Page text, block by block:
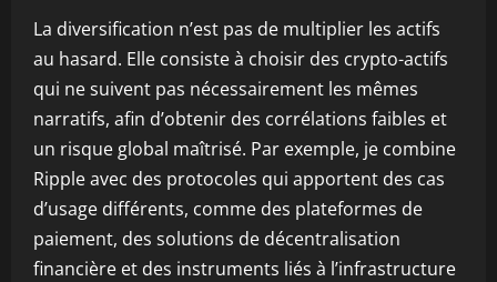
La diversification n’est pas de multiplier les actifs
au hasard. Elle consiste à choisir des crypto-actifs
qui ne suivent pas nécessairement les mêmes
narratifs, afin d’obtenir des corrélations faibles et
un risque global maîtrisé. Par exemple, je combine
Ripple avec des protocoles qui apportent des cas
d’usage différents, comme des plateformes de
paiement, des solutions de décentralisation
financière et des instruments liés à l’infrastructure